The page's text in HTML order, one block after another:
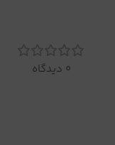
0 دیدگاه